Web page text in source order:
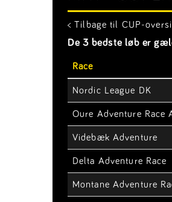
< Tilbage til CUP-
De 3 bedste løb er
Race
Nordic League DK
Oure Adventure Race
Videbæk Adventure
Delta Adventure Race
Montane Adventure